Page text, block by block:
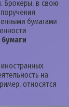
Брокеры, в свою
бумагами
на
относятся